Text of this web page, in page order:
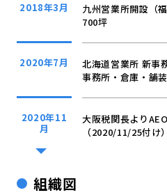
2018年3月
九州営業所開設（
700坪
2020年7月
北海道営業所 新事
事務所・倉庫・舗
2020年11
月
大阪税関長より
（2020/11/25付け）
組織図